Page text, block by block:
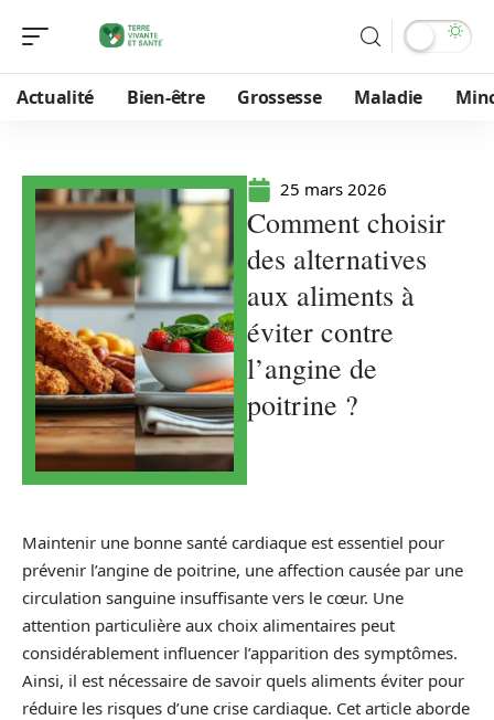
Actualité Bien-être Grossesse Maladie
25 mars 2026
Comment choisir
des alternatives
aux aliments à
éviter contre
l’angine de
poitrine ?
Maintenir une bonne santé cardiaque est essentiel pour
prévenir l’angine de poitrine, une affection causée par une
circulation sanguine insuffisante vers le cœur. Une
attention particulière aux choix alimentaires peut
considérablement influencer l’apparition des symptômes.
Ainsi, il est nécessaire de savoir quels aliments éviter pour
réduire les risques d’une crise cardiaque. Cet article aborde